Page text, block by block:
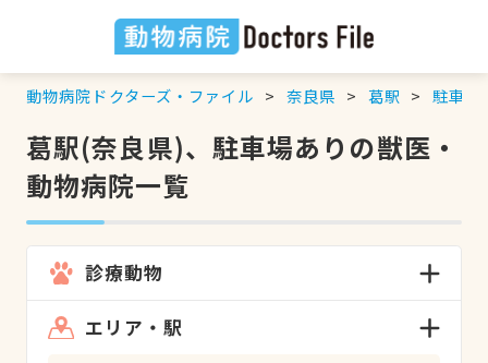
動物病院ドクターズ・ファイル 奈良県 葛駅 駐車場
葛駅(奈良県)、駐車場ありの獣医・
動物病院一覧
診療動物
エリア・駅